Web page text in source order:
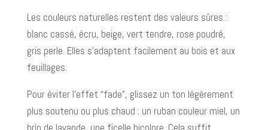
Les couleurs naturelles restent des valeurs sûres :
blanc cassé, écru, beige, vert tendre, rose poudré,
gris perle. Elles s’adaptent facilement au bois et aux
feuillages.
Pour éviter l’effet “fade”, glissez un ton légèrement
plus soutenu ou plus chaud : un ruban couleur miel, un